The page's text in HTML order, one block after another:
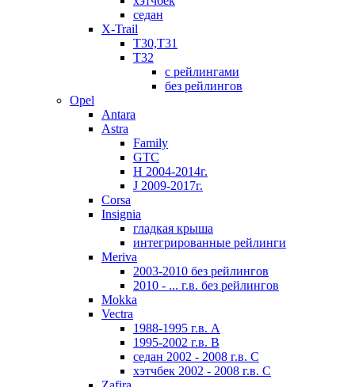
седан
X-Trail
T30,T31
T32
с рейлингами
без рейлингов
Opel
Antara
Astra
Family
GTC
H 2004-2014г.
J 2009-2017г.
Corsa
Insignia
гладкая крыша
интегрированные рейлинги
Meriva
2003-2010 без рейлингов
2010 - ... г.в. без рейлингов
Mokka
Vectra
1988-1995 г.в. А
1995-2002 г.в. В
седан 2002 - 2008 г.в. С
хэтчбек 2002 - 2008 г.в. С